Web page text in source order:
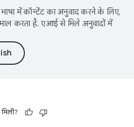
में कॉन्टेंट का अनुवाद करने के लिए,
करता है. एआई से मिले अनुवादों में